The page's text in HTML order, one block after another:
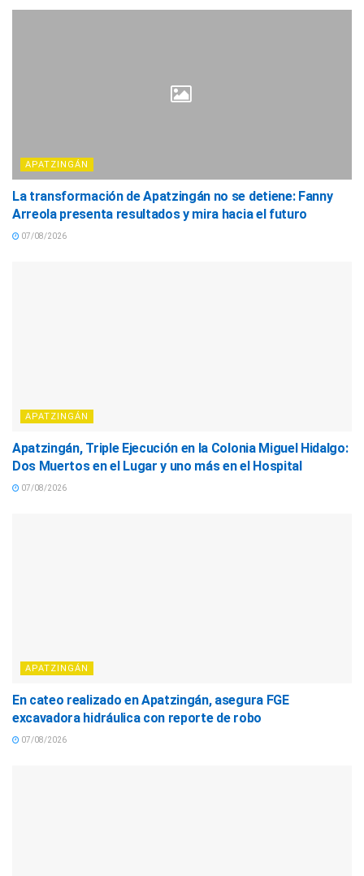
APATZINGÁN
La transformación de Apatzingán no se detiene: Fanny
Arreola presenta resultados y mira hacia el futuro
07/08/2026
APATZINGÁN
Apatzingán, Triple Ejecución en la Colonia Miguel Hidalgo:
Dos Muertos en el Lugar y uno más en el Hospital
07/08/2026
APATZINGÁN
En cateo realizado en Apatzingán, asegura FGE
excavadora hidráulica con reporte de robo
07/08/2026